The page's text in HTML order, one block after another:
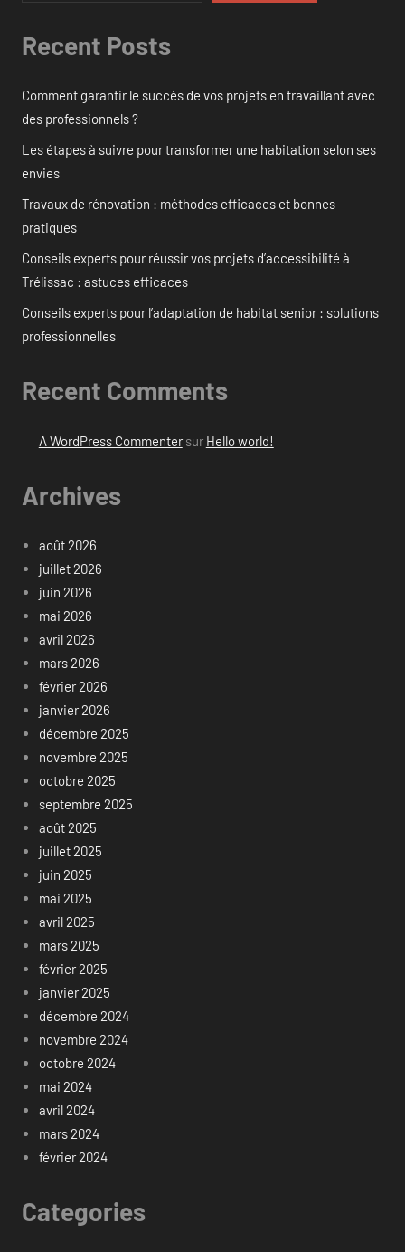
Recent Posts
Comment garantir le succès de vos projets en travaillant avec
des professionnels ?
Les étapes à suivre pour transformer une habitation selon ses
envies
Travaux de rénovation : méthodes efficaces et bonnes
pratiques
Conseils experts pour réussir vos projets d’accessibilité à
Trélissac : astuces efficaces
Conseils experts pour l’adaptation de habitat senior : solutions
professionnelles
Recent Comments
A WordPress Commentersur Hello world!
Archives
août 2026
juillet 2026
juin 2026
mai 2026
avril 2026
mars 2026
février 2026
janvier 2026
décembre 2025
novembre 2025
octobre 2025
septembre 2025
août 2025
juillet 2025
juin 2025
mai 2025
avril 2025
mars 2025
février 2025
janvier 2025
décembre 2024
novembre 2024
octobre 2024
mai 2024
avril 2024
mars 2024
février 2024
Categories